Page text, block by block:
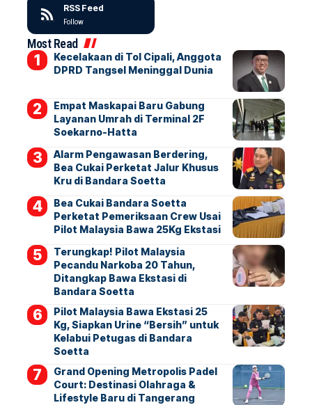
RSS Feed
Follow
Most Read
Kecelakaan di Tol Cipali, Anggota
DPRD Tangsel Meninggal Dunia
Empat Maskapai Baru Gabung
Layanan Umrah di Terminal 2F
Soekarno-Hatta
Alarm Pengawasan Berdering,
Bea Cukai Perketat Jalur Khusus
Kru di Bandara Soetta
Bea Cukai Bandara Soetta
Perketat Pemeriksaan Crew Usai
Pilot Malaysia Bawa 25Kg Ekstasi
Terungkap! Pilot Malaysia
Pecandu Narkoba 20 Tahun,
Ditangkap Bawa Ekstasi di
Bandara Soetta
Pilot Malaysia Bawa Ekstasi 25
Kg, Siapkan Urine “Bersih” untuk
Kelabui Petugas di Bandara
Soetta
Grand Opening Metropolis Padel
Court: Destinasi Olahraga &
Lifestyle Baru di Tangerang